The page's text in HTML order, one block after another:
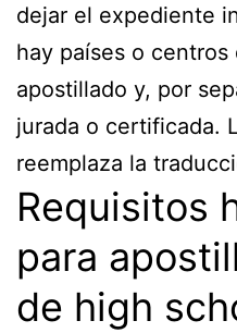
dejar el expediente
hay países o
apostillado y, por
jurada o certificada.
reemplaza la
Requisitos
para
de high